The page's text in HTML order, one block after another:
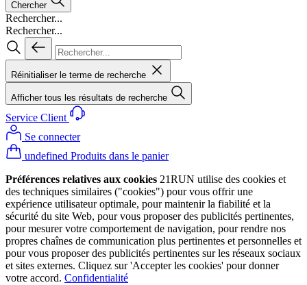
Chercher
Rechercher...
Rechercher...
Réinitialiser le terme de recherche
Afficher tous les résultats de recherche
Service Client
Se connecter
undefined Produits dans le panier
Préférences relatives aux cookies 21RUN utilise des cookies et
des techniques similaires ("cookies") pour vous offrir une
expérience utilisateur optimale, pour maintenir la fiabilité et la
sécurité du site Web, pour vous proposer des publicités pertinentes,
pour mesurer votre comportement de navigation, pour rendre nos
propres chaînes de communication plus pertinentes et personnelles et
pour vous proposer des publicités pertinentes sur les réseaux sociaux
et sites externes. Cliquez sur 'Accepter les cookies' pour donner
votre accord. Confidentialité